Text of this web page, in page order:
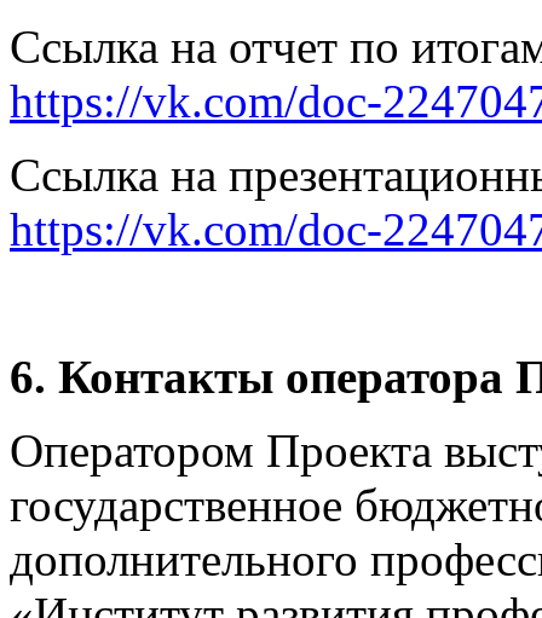
Ссылка на отчет по
https://vk.com/doc-
Ссылка на
https://vk.com/doc-
6. Контакты оператора
Оператором Проекта
государственное
дополнительного